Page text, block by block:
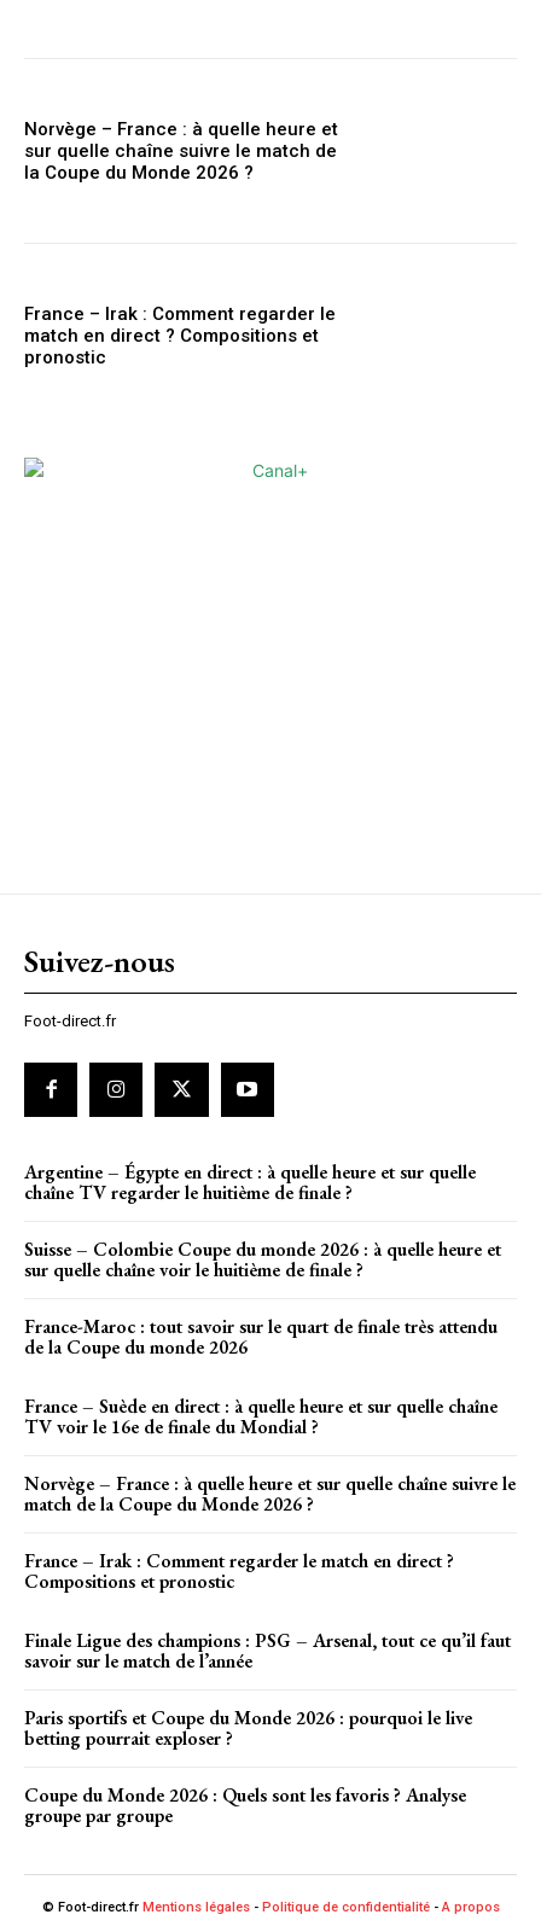
Norvège – France : à quelle heure et
sur quelle chaîne suivre le match de
la Coupe du Monde 2026 ?
France – Irak : Comment regarder le
match en direct ? Compositions et
pronostic
Suivez-nous
Foot-direct.fr
Argentine – Égypte en direct : à quelle heure et sur quelle
chaîne TV regarder le huitième de finale ?
Suisse – Colombie Coupe du monde 2026 : à quelle heure et
sur quelle chaîne voir le huitième de finale ?
France-Maroc : tout savoir sur le quart de finale très attendu
de la Coupe du monde 2026
France – Suède en direct : à quelle heure et sur quelle chaîne
TV voir le 16e de finale du Mondial ?
Norvège – France : à quelle heure et sur quelle chaîne suivre le
match de la Coupe du Monde 2026 ?
France – Irak : Comment regarder le match en direct ?
Compositions et pronostic
Finale Ligue des champions : PSG – Arsenal, tout ce qu’il faut
savoir sur le match de l’année
Paris sportifs et Coupe du Monde 2026 : pourquoi le live
betting pourrait exploser ?
Coupe du Monde 2026 : Quels sont les favoris ? Analyse
groupe par groupe
© Foot-direct.fr Mentions légales- Politique de confidentialité- A propos